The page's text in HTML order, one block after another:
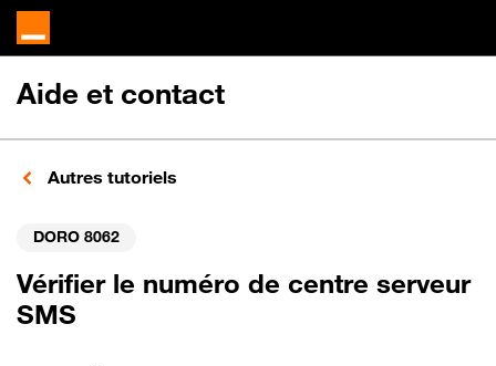
Aide et contact
Autres tutoriels
DORO 8062
Vérifier le numéro de centre serveur
SMS